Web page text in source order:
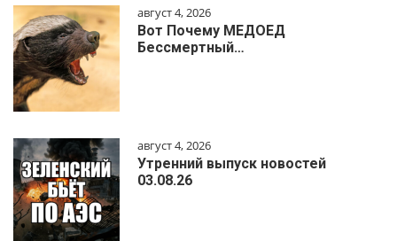
август 4, 2026
Вот Почему МЕДОЕД
Бессмертный…
август 4, 2026
Утренний выпуск новостей
03.08.26